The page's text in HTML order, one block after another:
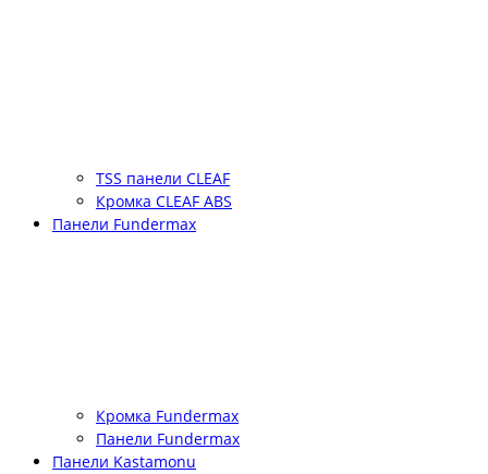
TSS панели CLEAF
Кромка CLEAF ABS
Панели Fundermax
Кромка Fundermax
Панели Fundermax
Панели Kastamonu